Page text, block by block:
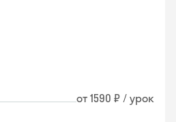
от 1590 ₽ / урок